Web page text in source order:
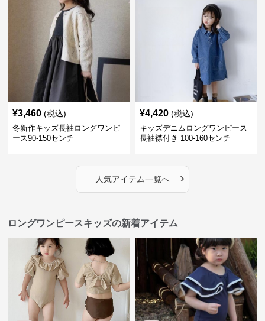
¥3,460 (税込)
冬新作キッズ長袖ロングワンピ
ース90-150センチ
¥4,420 (税込)
キッズデニムロングワンピース
長袖襟付き 100-160センチ
人気アイテム一覧へ ›
ロングワンピースキッズの新着アイテム